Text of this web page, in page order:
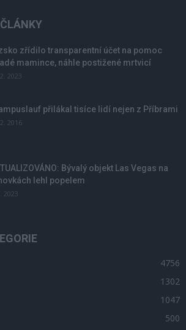
zřídilo transparentní účet na pomoc
mamince, náhle postižené mrtvicí
2023
přilákal tisíce lidí nejen z Příbrami
2016
Bývalý objekt Las Vegas na
lehl popelem
2023
4756
1302
1047
500